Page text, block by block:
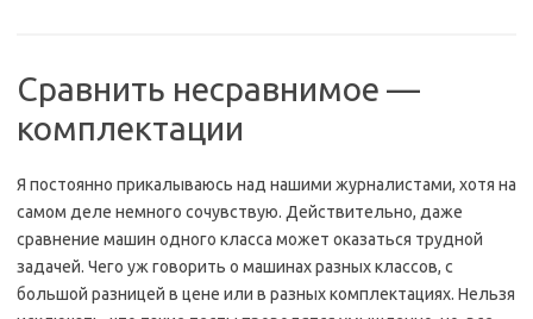
Сравнить несравнимое —
комплектации
Я постоянно прикалываюсь над нашими журналистами, хотя на
самом деле немного сочувствую. Действительно, даже
сравнение машин одного класса может оказаться трудной
задачей. Чего уж говорить о машинах разных классов, с
большой разницей в цене или в разных комплектациях. Нельзя